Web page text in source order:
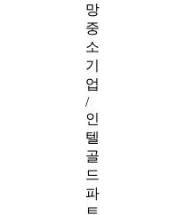
망
중
소
기
업
/
인
텔
골
드
파